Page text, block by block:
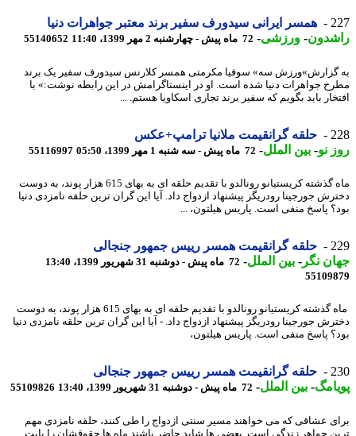
همسر ایرانی سیدورف سفیر برند معتبر جواهرات دنیا
-ورزشی-72 ماه پیش - چهارشنبه 2 مهر 1399، 11:40 55140652
سه» سوفیا مکرمتی همسر کلارنس سیدورف سفیر یک برند
جواهرات دنیا شده است. او در اینستاگرامش در این رابطه نوشت:» با
باید بگویم که سفیر برند تجاری اسکاویا هستم. ...
حلقه گرانقیمت ملانیا ترامپ+عکس
نو- بین الملل-72 ماه پیش - سه شنبه 1 مهر 1399، 05:50 55116997
ماه گذشته کریستیانو رونالدو با تقدیم حلقه ای به بهای 615 هزار پوند، به دوست
جورجینا رودریگز پیشنهاد ازدواج داد. آیا این گران ترین حلقه نامزدی دنیا
پاسخ منفی است. پاریس هیلتون، ...
حلقه گرانقیمت همسر رییس جمهور جنجالی
نگر -بین الملل-72 ماه پیش - دوشنبه 31 شهریور 1399، 13:40
ماه گذشته کریستیانو رونالدو با تقدیم حلقه ای به بهای 615 هزار پوند، به دوست
جورجینا رودریگز پیشنهاد ازدواج داد. - آیا این گران ترین حلقه نامزدی دنیا
پاسخ منفی است. پاریس هیلتون،
حلقه گرانقیمت همسر رییس جمهور جنجالی
-بین الملل-72 ماه پیش - دوشنبه 31 شهریور 1399، 13:40 55109826
عشاقی که می خواهند مسیر سنتی ازدواج را طی کنند، حلقه نامزدی مهم
جواهر زندگی است. بعضی ها شاید حاضر باشند ماه ها حقوقشان را بابت